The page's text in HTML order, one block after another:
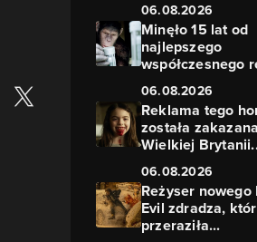
06.08.2026
Minęło 15 lat od
najlepszego
współczesnego
06.08.2026
Reklama tego
została
Wielkiej
06.08.2026
Reżyser nowego
Evil zdradza,
przeraziła...